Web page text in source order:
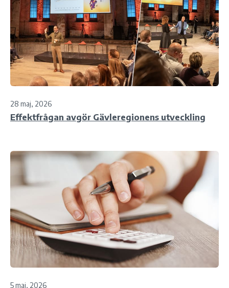
28 maj, 2026
Effektfrågan avgör Gävleregionens utveckling
5 maj, 2026